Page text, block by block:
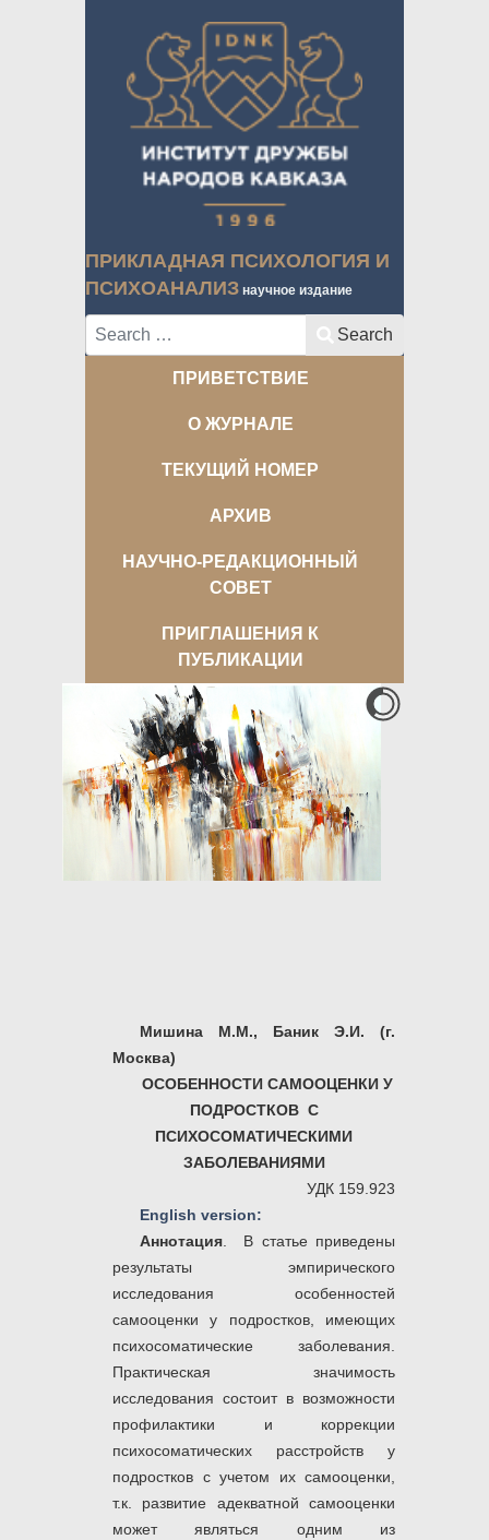
ПРИКЛАДНАЯ ПСИХОЛОГИЯ И
ПСИХОАНАЛИЗ научное издание
Search Search
ПРИВЕТСТВИЕ
О ЖУРНАЛЕ
ТЕКУЩИЙ НОМЕР
АРХИВ
НАУЧНО-РЕДАКЦИОННЫЙ
СОВЕТ
ПРИГЛАШЕНИЯ К
ПУБЛИКАЦИИ
Мишина М.М., Баник Э.И. (г.
Москва)
ОСОБЕННОСТИ САМООЦЕНКИ У
ПОДРОСТКОВ С
ПСИХОСОМАТИЧЕСКИМИ
ЗАБОЛЕВАНИЯМИ
УДК 159.923
English version:
Аннотация . В статье приведены
результаты эмпирического
исследования особенностей
самооценки у подростков, имеющих
психосоматические заболевания.
Практическая значимость
исследования состоит в возможности
профилактики и коррекции
психосоматических расстройств у
подростков с учетом их самооценки,
т.к. развитие адекватной самооценки
может являться одним из